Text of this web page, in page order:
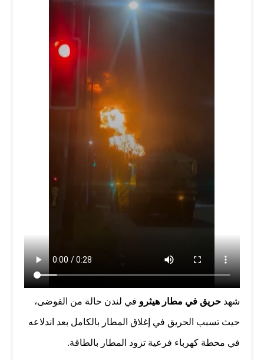
شهد حريق في مطار هيثرو في لندن حالة من الفوضى،
حيث تسبب الحريق في إغلاق المطار بالكامل بعد اندلاعه
في محطة كهرباء فرعية تزود المطار بالطاقة.